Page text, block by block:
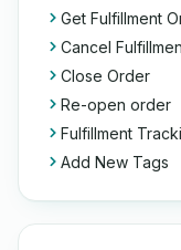
Get Fulfillment
Cancel
Close Order
Re-open order
Fulfillment
Add New Tags